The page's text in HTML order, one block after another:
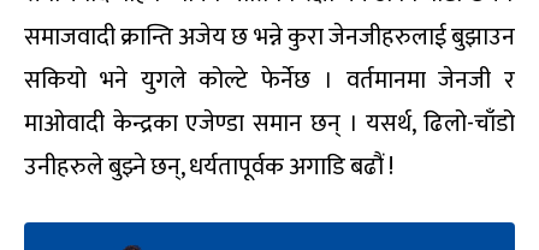
समाजवादी क्रान्ति अजेय छ भन्ने कुरा जेनजीहरुलाई बुझाउन
सकियो भने युगले कोल्टे फेर्नेछ । वर्तमानमा जेनजी र
माओवादी केन्द्रका एजेण्डा समान छन् । यसर्थ, ढिलो-चाँडो
उनीहरुले बुझ्ने छन्, धर्यतापूर्वक अगाडि बढौं !